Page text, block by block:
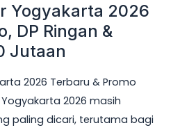
Yogyakarta 2026
DP Ringan &
Jutaan
2026 Terbaru & Promo
2026 masih
paling dicari, terutama bagi